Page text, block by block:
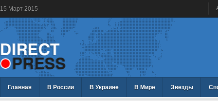
15 Март 2015
Главная В России В Украине В Мире Звезды